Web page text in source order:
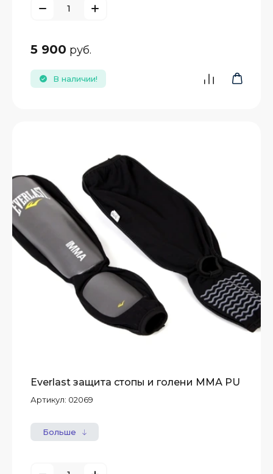
5 900 руб.
В наличии!
Everlast защита стопы и голени ММА PU
Артикул: 02069
Больше